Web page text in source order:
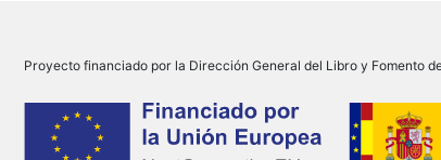
Proyecto financiado por la Dirección General del Libro y Fomento